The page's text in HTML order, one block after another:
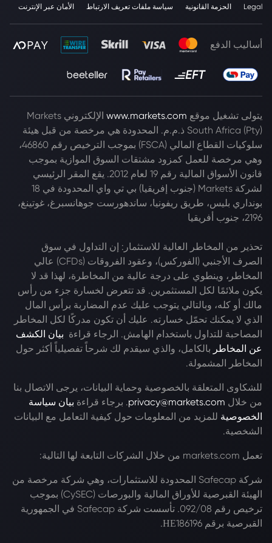
Legal الحزمة القانونية سياسة ملفات تعريف الارتباط الأمان عبر الإنترنت
أساليب الدفع
يتولى تشغيل موقع www.markets.com
الإلكتروني Markets
South Africa (Pty) ذ.م.م. المحدودة هي مرخصة من قبل هيئة
سلوكيات القطاع المالي (FSCA) بموجب الترخيص رقم 46860،
وهي مرخصة للعمل كمزود مشتقات السوق الموازية بموجب
قانون الأسواق المالية رقم 19 لعام 2012. يقع المقر الرئيسي
لشركة Markets (جنوب إفريقيا) بي تي واي المحدودة في 18
بونداري بليس، طريق ريفونيا، ساندهورست جوهانسبرغ، غوتينغ،
2196، جنوب أفريقيا
تحذير من المخاطر العالية للاستثمار: إن التداول في سوق
الصرف الأجنبي (الفوركس)، وعقود الفروقات (CFDs) عالي
المخاطر، وينطوي على درجة عالية من المخاطرة، لهذا قد لا
يكون ملائمًا لكل المستثمرين. قد تتعرض لخسارة جزء من رأس
مالك أو كله، وبالتالي يتوجب عليك عدم المضاربة برأس المال
الذي لا يمكنك تحمّل خسارته. عليك أن تكون مدركًا لكل المخاطر
المصاحبة للتداول باستخدام الهامش. الرجاء قراءة بيان الكشف
عن المخاطر بالكامل، والذي سيقدم لك شرحاً تفصيلياً أكثر حول
المخاطر المشمولة.
للشكاوى المتعلقة بالخصوصية وحماية البيانات، يرجى الاتصال بنا
من خلال privacy@markets.com. برجاء قراءة بيان سياسة
الخصوصية للمزيد من المعلومات حول كيفية التعامل مع البيانات
الشخصية.
تعمل markets.com من خلال الشركات التابعة لها التالية:
شركة Safecap المحدودة للاستثمارات، وهي شركة مرخصة من
الهيئة القبرصية للأوراق المالية والبورصات (CySEC) بموجب
ترخيص رقم 092/08. تأسست شركة Safecap في الجمهورية
القبرصية برقم ΗΕ186196.